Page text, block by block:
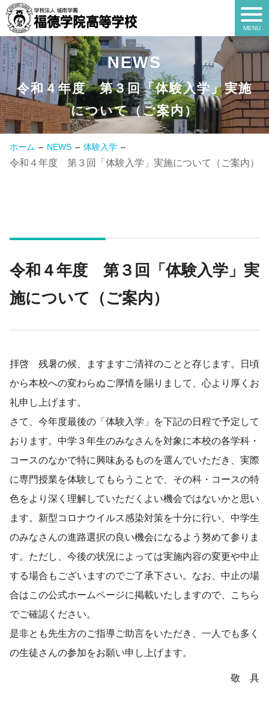
NEWS
令和４年度 第３回「体験入学」実施
について（ご案内）
NEWS
ホーム NEWS 体験入学
令和４年度 第３回「体験入学」実施について（ご案内）
令和４年度 第３回「体験入学」実
施について（ご案内）
拝啓 残暑の候、ますますご清祥のことと存じます。日頃
から本校への変わらぬご厚情を賜りまして、心より厚くお
礼申し上げます。
さて、今年度最後の「体験入学」を下記の日程で予定して
おります。中学３年生のみなさんを対象に本校の各学科・
コースのなかで特に興味あるものを選んでいただき、実際
に専門授業を体験してもらうことで、その科・コースの特
色をより深く理解していただくよい機会ではないかと思い
ます。新型コロナウイルス感染対策を十分に行い、中学生
のみなさんの進路選択の良い機会になるよう努めて参りま
す。ただし、今後の状況によっては実施内容の変更や中止
する場合もございますのでご了承下さい。なお、中止の場
合はこの公式ホームページに掲載いたしますので、こちら
でご確認ください。
是非とも先生方のご指導ご助言をいただき、一人でも多く
の生徒さんの参加をお願い申し上げます。
敬 具